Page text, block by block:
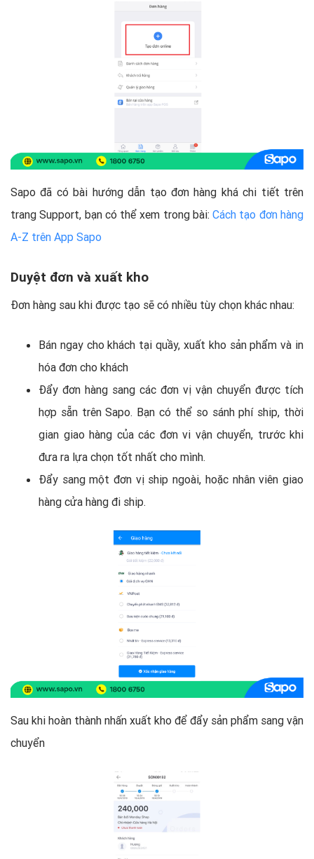
Sapo đã có bài hướng dẫn tạo đơn hàng khá chi tiết trên
trang Support, bạn có thể xem trong bài:Cách tạo đơn hàng
A-Z trên App Sapo
Duyệt đơn và xuất kho
Đơn hàng sau khi được tạo sẽ có nhiều tùy chọn khác nhau:
Bán ngay cho khách tại quầy, xuất kho sản phẩm và in
hóa đơn cho khách
Đẩy đơn hàng sang các đơn vị vận chuyển được tích
hợp sẵn trên Sapo. Bạn có thể so sánh phí ship, thời
gian giao hàng của các đơn vi vận chuyển, trước khi
đưa ra lựa chọn tốt nhất cho mình.
Đẩy sang một đơn vị ship ngoài, hoặc nhân viên giao
hàng cửa hàng đi ship.
Sau khi hoàn thành nhấn xuất kho để đẩy sản phẩm sang vận
chuyển